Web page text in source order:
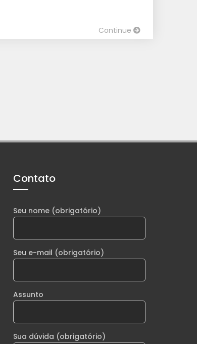
Continue
Contato
Seu nome (obrigatório)
Seu e-mail (obrigatório)
Assunto
Sua dúvida (obrigatório)